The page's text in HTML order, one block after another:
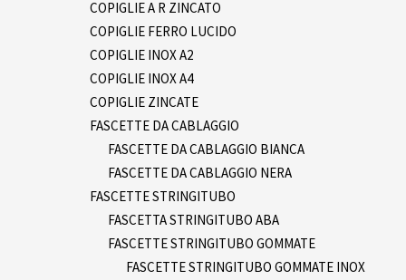
COPIGLIE A R ZINCATO
COPIGLIE FERRO LUCIDO
COPIGLIE INOX A2
COPIGLIE INOX A4
COPIGLIE ZINCATE
FASCETTE DA CABLAGGIO
FASCETTE DA CABLAGGIO BIANCA
FASCETTE DA CABLAGGIO NERA
FASCETTE STRINGITUBO
FASCETTA STRINGITUBO ABA
FASCETTE STRINGITUBO GOMMATE
FASCETTE STRINGITUBO GOMMATE INOX